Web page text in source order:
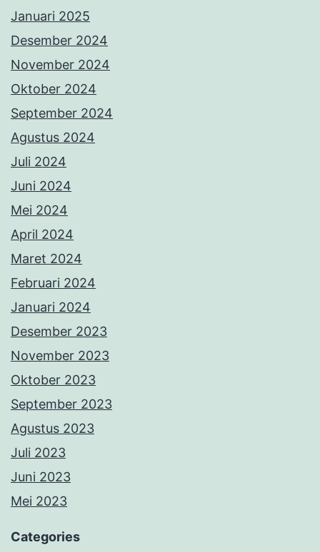
Januari 2025
Desember 2024
November 2024
Oktober 2024
September 2024
Agustus 2024
Juli 2024
Juni 2024
Mei 2024
April 2024
Maret 2024
Februari 2024
Januari 2024
Desember 2023
November 2023
Oktober 2023
September 2023
Agustus 2023
Juli 2023
Juni 2023
Mei 2023
Categories